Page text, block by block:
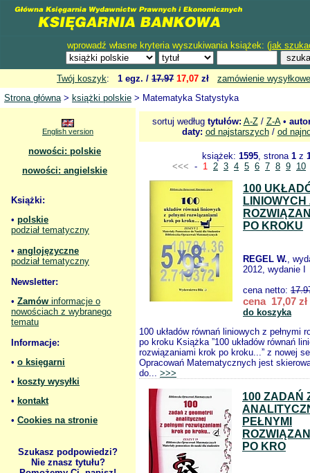
wprowadź własne kryteria wyszukiwania książek: (jak
Twój koszyk: 1 egz. / 17.97 17,07 zł
zamówienie
Strona główna> książki polskie > Matematyka Statystyka
English version
nowości: polskie
nowości: angielskie
Książki:
• polskie
podział tematyczny
• anglojęzyczne
podział tematyczny
Newsletter:
• Zamów informacje o
nowościach z wybranego
tematu
Informacje:
• o księgarni
• koszty wysyłki
• kontakt
• Cookies na stronie
Szukasz podpowiedzi?
Nie znasz tytułu?
sortuj według tytułów: A-Z/ Z-A•
daty: od najstarszych/ od
książek: 1595, strona 1 z
<<< - 1 2 3 4 5 6 7 8 9 10
100
PO KROKU
REGEL W.,
2012, wydanie I
cena netto:
cena 17,07 zł
do koszyka
100 układów równań liniowych z pełnymi
po kroku Książka ”100 układów równań
rozwiązaniami krok po kroku...” z nowej
Opracowań Matematycznych jest
do... >>>
100 ZADAŃ
PEŁNYMI
PO KRO